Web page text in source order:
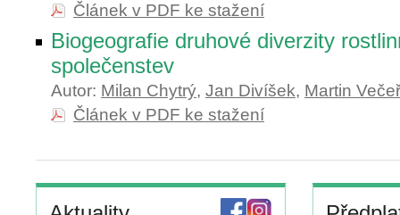
Článek v PDF ke stažení
Biogeografie druhové diverzity
společenstev
Autor: Milan Chytrý, Jan Divíšek, Martin
Článek v PDF ke stažení